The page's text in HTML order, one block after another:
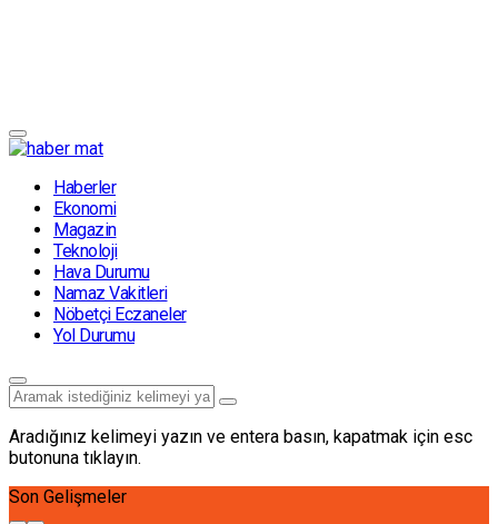
Haberler
Ekonomi
Magazin
Teknoloji
Hava Durumu
Namaz Vakitleri
Nöbetçi Eczaneler
Yol Durumu
Aradığınız kelimeyi yazın ve entera basın, kapatmak için esc
butonuna tıklayın.
Son Gelişmeler